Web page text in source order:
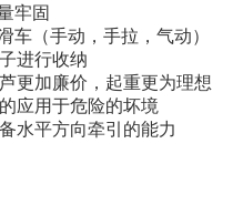
牢固
车（手动，手拉，气动）
进行收纳
更加廉价，起重更为理想
应用于危险的坏境
水平方向牵引的能力